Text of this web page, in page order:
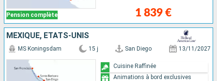
Pension complète 1 839 €
MEXIQUE, ÉTATS-UNIS
MS Koningsdam 15 j San Diego 13/11/2027
Cuisine Raffinée
Animations à bord exclusives